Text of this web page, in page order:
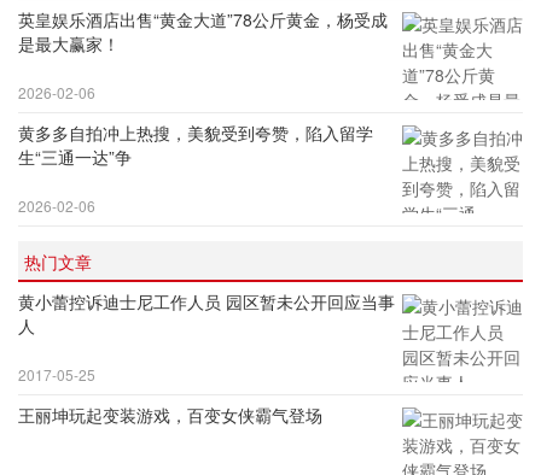
英皇娱乐酒店出售“黄金大道”78公斤黄金，杨受成
是最大赢家！
2026-02-06
黄多多自拍冲上热搜，美貌受到夸赞，陷入留学
生“三通一达”争
2026-02-06
热门文章
黄小蕾控诉迪士尼工作人员 园区暂未公开回应当事
人
2017-05-25
王丽坤玩起变装游戏，百变女侠霸气登场